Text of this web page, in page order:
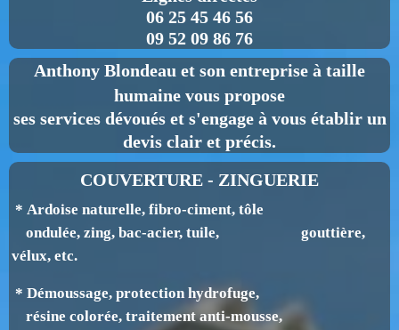
06 25 45 46 56
09 52 09 86 76
Anthony Blondeau et son entreprise à taille
humaine vous propose
ses services dévoués et s'engage à vous établir un
devis clair et précis.
COUVERTURE - ZINGUERIE
* Ardoise naturelle, fibro-ciment, tôle
ondulée, zing, bac-acier, tuile, gouttière,
vélux, etc.
* Démoussage, protection hydrofuge,
résine colorée, traitement anti-mousse,